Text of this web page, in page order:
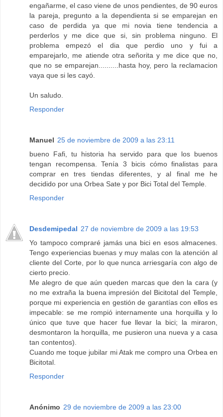
engañarme, el caso viene de unos pendientes, de 90 euros
la pareja, pregunto a la dependienta si se emparejan en
caso de perdida ya que mi novia tiene tendencia a
perderlos y me dice que si, sin problema ninguno. El
problema empezó el dia que perdio uno y fui a
emparejarlo, me atiende otra señorita y me dice que no,
que no se emparejan..........hasta hoy, pero la reclamacion
vaya que si les cayó.
Un saludo.
Responder
Manuel 25 de noviembre de 2009 a las 23:11
bueno Fafi, tu historia ha servido para que los buenos
tengan recompensa. Tenía 3 bicis cómo finalistas para
comprar en tres tiendas diferentes, y al final me he
decidido por una Orbea Sate y por Bici Total del Temple.
Responder
Desdemipedal 27 de noviembre de 2009 a las 19:53
Yo tampoco compraré jamás una bici en esos almacenes.
Tengo experiencias buenas y muy malas con la atención al
cliente del Corte, por lo que nunca arriesgaría con algo de
cierto precio.
Me alegro de que aún queden marcas que den la cara (y
no me extraña la buena impresión del Bicitotal del Temple,
porque mi experiencia en gestión de garantías con ellos es
impecable: se me rompió internamente una horquilla y lo
único que tuve que hacer fue llevar la bici; la miraron,
desmontaron la horquilla, me pusieron una nueva y a casa
tan contentos).
Cuando me toque jubilar mi Atak me compro una Orbea en
Bicitotal.
Responder
Anónimo 29 de noviembre de 2009 a las 23:00